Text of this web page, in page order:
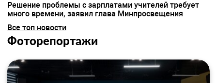
Решение проблемы с зарплатами учителей требует
много времени, заявил глава Минпросвещения
Все топ новости
Фоторепортажи